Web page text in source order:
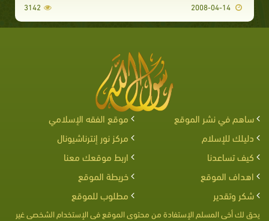
3142
ساهم في نشر الموقع
موقع الفقه الإسلامي
دليلك للإسلام
مركز نور إنترناشيونال
كيف تساعدنا
اربط موقعك معنا
اهداف الموقع
خريطة الموقع
شكر وتقدير
مطلوب للموقع
يحق لك أخى المسلم الإستفادة من محتوى الموقع فى الإستخدام الشخصى غير